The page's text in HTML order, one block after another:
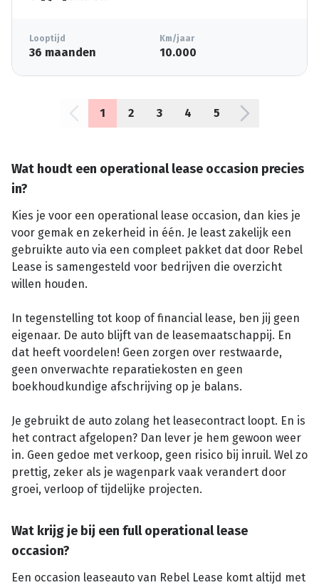
Looptijd
36 maanden
Km/jaar
10.000
1 2 3 4 5
Wat houdt een operational lease occasion precies
in?
Kies je voor een operational lease occasion, dan kies je
voor gemak en zekerheid in één. Je least zakelijk een
gebruikte auto via een compleet pakket dat door Rebel
Lease is samengesteld voor bedrijven die overzicht
willen houden.
In tegenstelling tot koop of financial lease, ben jij geen
eigenaar. De auto blijft van de leasemaatschappij. En
dat heeft voordelen! Geen zorgen over restwaarde,
geen onverwachte reparatiekosten en geen
boekhoudkundige afschrijving op je balans.
Je gebruikt de auto zolang het leasecontract loopt. En is
het contract afgelopen? Dan lever je hem gewoon weer
in. Geen gedoe met verkoop, geen risico bij inruil. Wel zo
prettig, zeker als je wagenpark vaak verandert door
groei, verloop of tijdelijke projecten.
Wat krijg je bij een full operational lease
occasion?
Een occasion leaseauto van Rebel Lease komt altijd met